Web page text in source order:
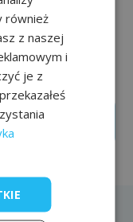
się
oferty są
REM której
Anglii.
również
z naszej
i
je z